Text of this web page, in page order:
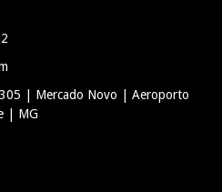
| Mercado Novo | Aeroporto
| MG